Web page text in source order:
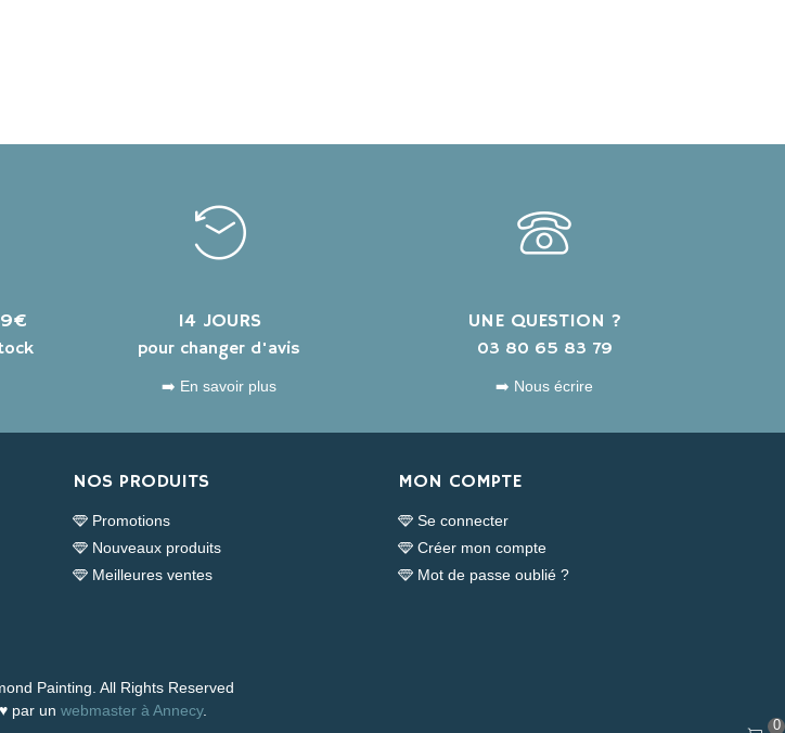
14 JOURS
pour changer d'avis
➡️ En savoir plus
UNE QUESTION ?
03 80 65 83 79
➡️ Nous écrire
NOS PRODUITS
Promotions
Nouveaux produits
Meilleures ventes
MON COMPTE
Se connecter
Créer mon compte
Mot de passe oublié ?
Painting. All Rights Reserved
par un webmaster à Annecy.
0